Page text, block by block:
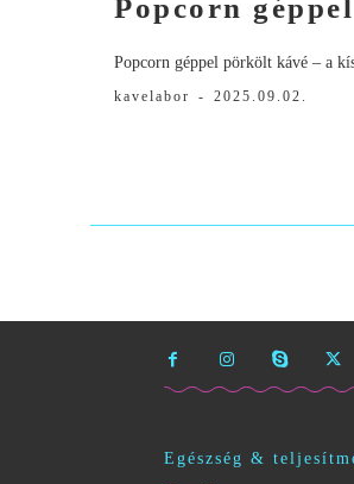
Popcorn
Popcorn géppel pörkölt kávé – a
kavelabor - 2025.09.02.
Egészség &